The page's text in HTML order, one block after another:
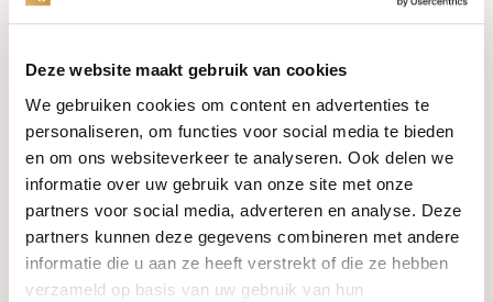
Deze website maakt gebruik van cookies
We gebruiken cookies om content en advertenties te
personaliseren, om functies voor social media te bieden
en om ons websiteverkeer te analyseren. Ook delen we
informatie over uw gebruik van onze site met onze
partners voor social media, adverteren en analyse. Deze
partners kunnen deze gegevens combineren met andere
informatie die u aan ze heeft verstrekt of die ze hebben
verzameld op basis van uw gebruik van hun
Categories
Watches
Jewellery
Wedding rings
PRE-OWNED